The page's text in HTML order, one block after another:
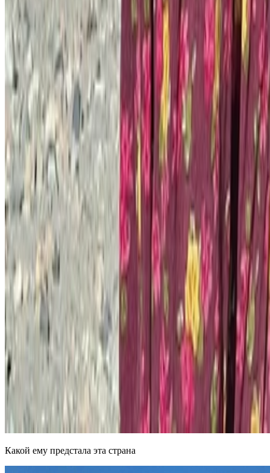
Какой ему предстала эта страна